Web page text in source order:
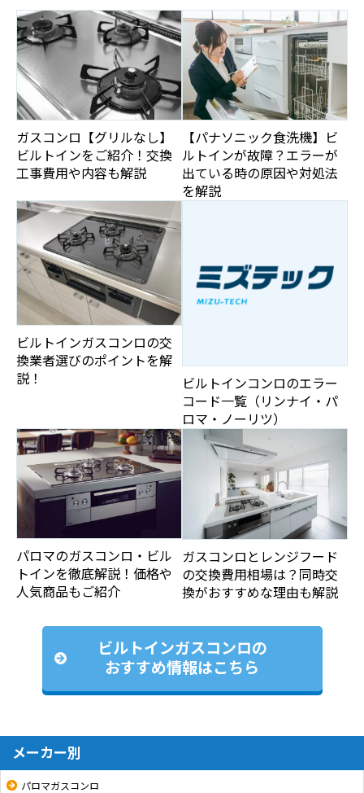
ガスコンロ【グリルなし】
ビルトインをご紹介！交換
工事費用や内容も解説
【パナソニック食洗機】ビ
ルトインが故障？エラーが
出ている時の原因や対処法
を解説
ビルトインガスコンロの交
換業者選びのポイントを解
説！
ビルトインコンロのエラー
コード一覧（リンナイ・パ
ロマ・ノーリツ）
パロマのガスコンロ・ビル
トインを徹底解説！価格や
人気商品もご紹介
ガスコンロとレンジフード
の交換費用相場は？同時交
換がおすすめな理由も解説
ビルトインガスコンロの
おすすめ情報はこちら
メーカー別
パロマガスコンロ